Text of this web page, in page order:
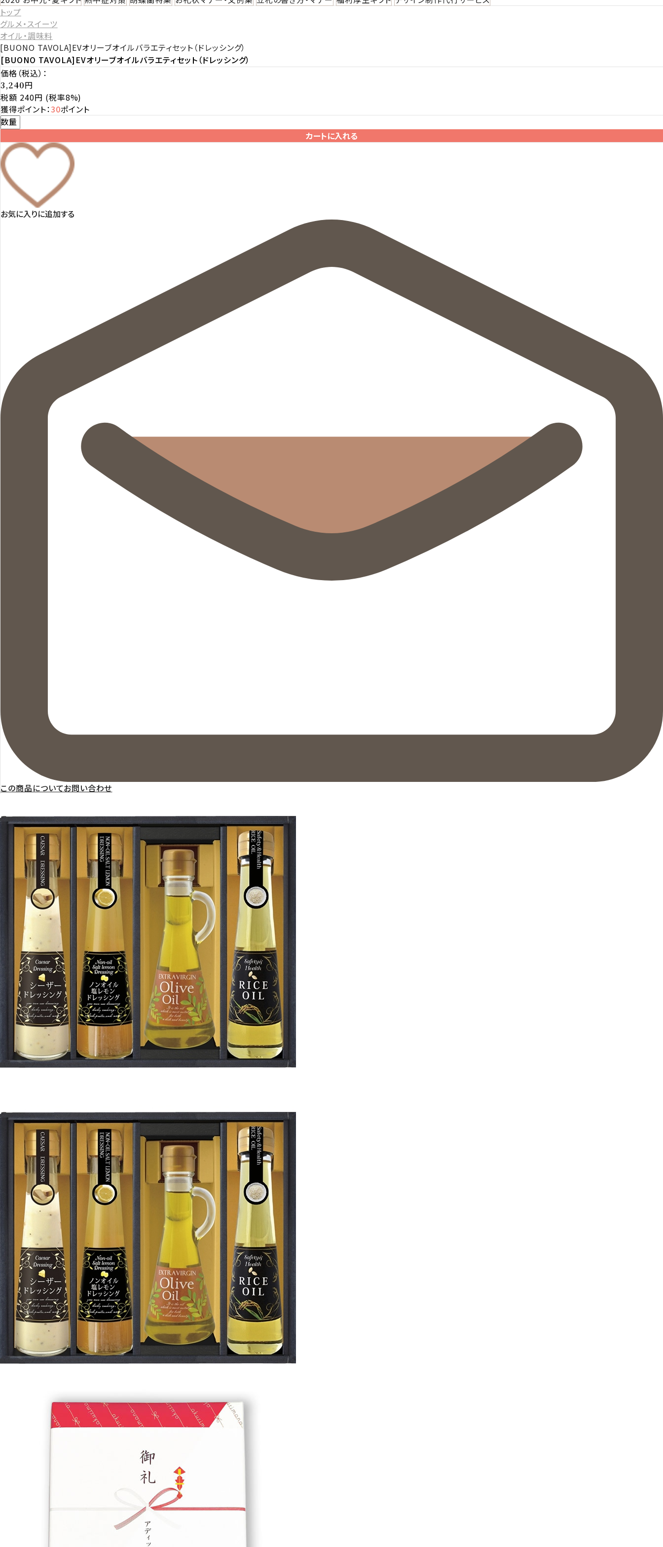
トップ
グルメ・スイーツ
オイル・調味料
[BUONO TAVOLA]EVオリーブオイルバラエティセット（ドレッシング）
[BUONO TAVOLA]EVオリーブオイルバラエティセット（ドレッシング）
価格（税込）：
3,240円
税額 240円 (税率8%)
獲得ポイント：30ポイント
数量
カートに入れる
お気に入りに追加する
この商品についてお問い合わせ